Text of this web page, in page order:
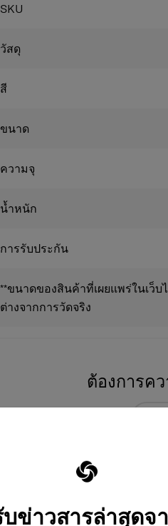
บข่าวสารล่าสุดจ
Administration) ซึ่งเป็นตัวล็อก
คันชักแกนมือจับทำจากอลูมิเนี
หูหิ้ว 2 ข้าง สามารถถือได้ทั้งแน
สองพร้อมฟังก์ชันปลอกสวมอัจ
ซับในคุณภาพสูงพร้อมสัมผัสที่นุ่ม
SKU
วัสดุ
สี
ขนาด
ความจุ
น้ำหนัก
การรับประกัน
**ขนาดของสินค้าที่เผยแพร่ในเว็
ต่างจากการวัดจริง
ต้องการค